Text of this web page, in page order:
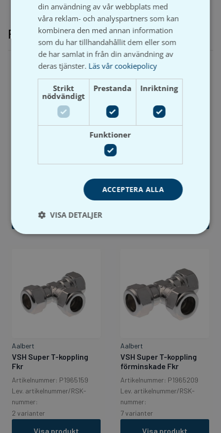
Relaterade produkter
Artikelnummer: P1130033
Visa produkt
Tiemme
Artikelnummer: P1130008
Lev. artikelnummer/RSK-
nummer:
4 varianter
Aalbert
VSH Super T-koppling
Fkr
Artikelnummer: P1965159
Lev. artikelnummer/RSK-
nummer:
2 varianter
Visa produkt
Aalbert
VSH Super T-koppling
förminskade Fkr
Artikelnummer: P1965209
Lev. artikelnummer/RSK-
nummer:
7 varianter
Visa produkt
din användning av vår webbplats med
våra reklam- och analyspartners som kan
kombinera den med annan information
som du har tillhandahållit dem eller som
de har samlat in från din användning av
deras tjänster. Läs vår cookiepolicy
Strikt
nödvändigt
Prestanda Inriktning
Funktioner
ACCEPTERA ALLA
VISA DETALJER